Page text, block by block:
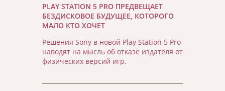
PLAY STATION 5 PRO ПРЕДВЕЩАЕТ
БЕЗДИСКОВОЕ БУДУЩЕЕ, КОТОРОГО
МАЛО КТО ХОЧЕТ
Решения Sony в новой Play Station 5 Pro
наводят на мысль об отказе издателя от
физических версий игр.